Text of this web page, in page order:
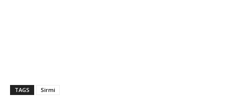
TAGS Sirmi